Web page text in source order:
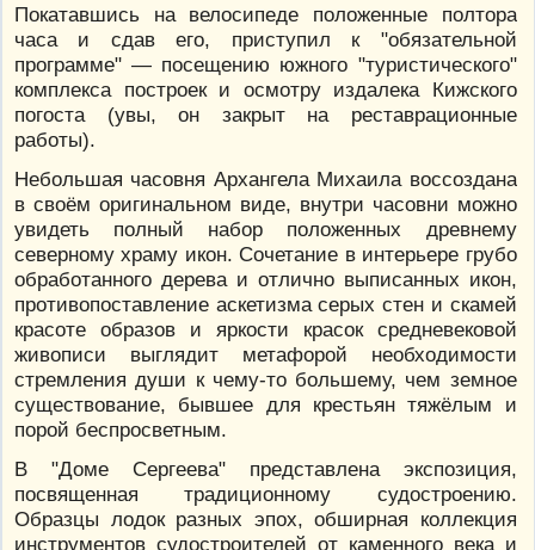
Покатавшись на велосипеде положенные полтора
часа и сдав его, приступил к "обязательной
программе" — посещению южного "туристического"
комплекса построек и осмотру издалека Кижского
погоста (увы, он закрыт на реставрационные
работы).
Небольшая часовня Архангела Михаила воссоздана
в своём оригинальном виде, внутри часовни можно
увидеть полный набор положенных древнему
северному храму икон. Сочетание в интерьере грубо
обработанного дерева и отлично выписанных икон,
противопоставление аскетизма серых стен и скамей
красоте образов и яркости красок средневековой
живописи выглядит метафорой необходимости
стремления души к чему-то большему, чем земное
существование, бывшее для крестьян тяжёлым и
порой беспросветным.
В "Доме Сергеева" представлена экспозиция,
посвященная традиционному судостроению.
Образцы лодок разных эпох, обширная коллекция
инструментов судостроителей от каменного века и